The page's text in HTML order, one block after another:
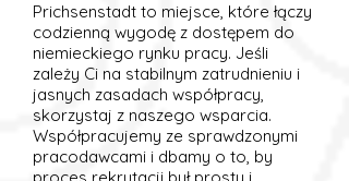
Prichsenstadt to miejsce, które łączy
codzienną wygodę z dostępem do
niemieckiego rynku pracy. Jeśli
zależy Ci na stabilnym zatrudnieniu i
jasnych zasadach współpracy,
skorzystaj z naszego wsparcia.
Współpracujemy ze sprawdzonymi
pracodawcami i dbamy o to, by